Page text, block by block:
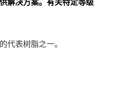
解决方案。 有关特定等级
代表树脂之一。